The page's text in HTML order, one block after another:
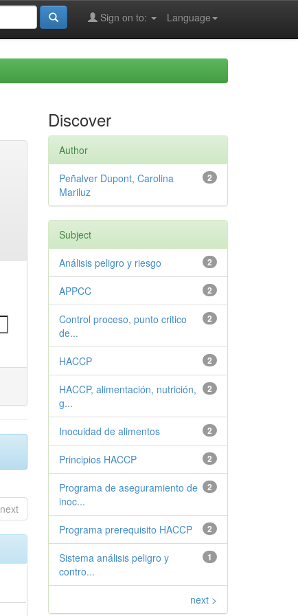
Language
Sign on to:
next
Discover
Author
2
Peñalver Dupont, Carolina
Mariluz
Subject
2
Análisis peligro y riesgo
2
APPCC
2
Control proceso, punto critico
de...
2
HACCP
2
HACCP, alimentación, nutrición,
g...
2
Inocuidad de alimentos
2
Principios HACCP
2
Programa de aseguramiento de
inoc...
2
Programa prerequisito HACCP
1
Sistema análisis peligro y
contro...
next >